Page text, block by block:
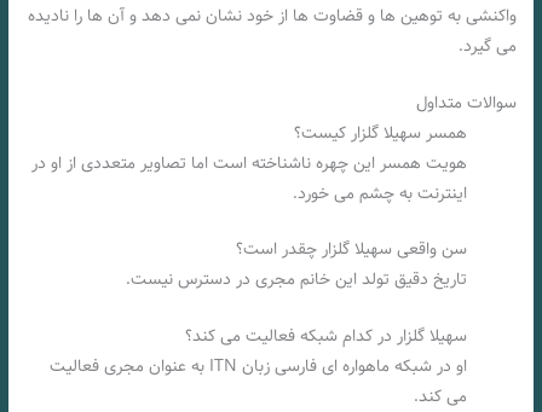
واکنشی به توهین ها و قضاوت ها از خود نشان نمی دهد و آن ها را نادیده
می گیرد.
سوالات متداول
همسر سهیلا گلزار کیست؟
هویت همسر این چهره ناشناخته است اما تصاویر متعددی از او در
اینترنت به چشم می خورد.
سن واقعی سهیلا گلزار چقدر است؟
تاریخ دقیق تولد این خانم مجری در دسترس نیست.
سهیلا گلزار در کدام شبکه فعالیت می کند؟
او در شبکه ماهواره ای فارسی زبان ITN به عنوان مجری فعالیت
می کند.